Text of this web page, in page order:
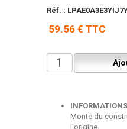
Réf. :
59.56 € TTC
INFORMATIONS
Monte du
l'origine.